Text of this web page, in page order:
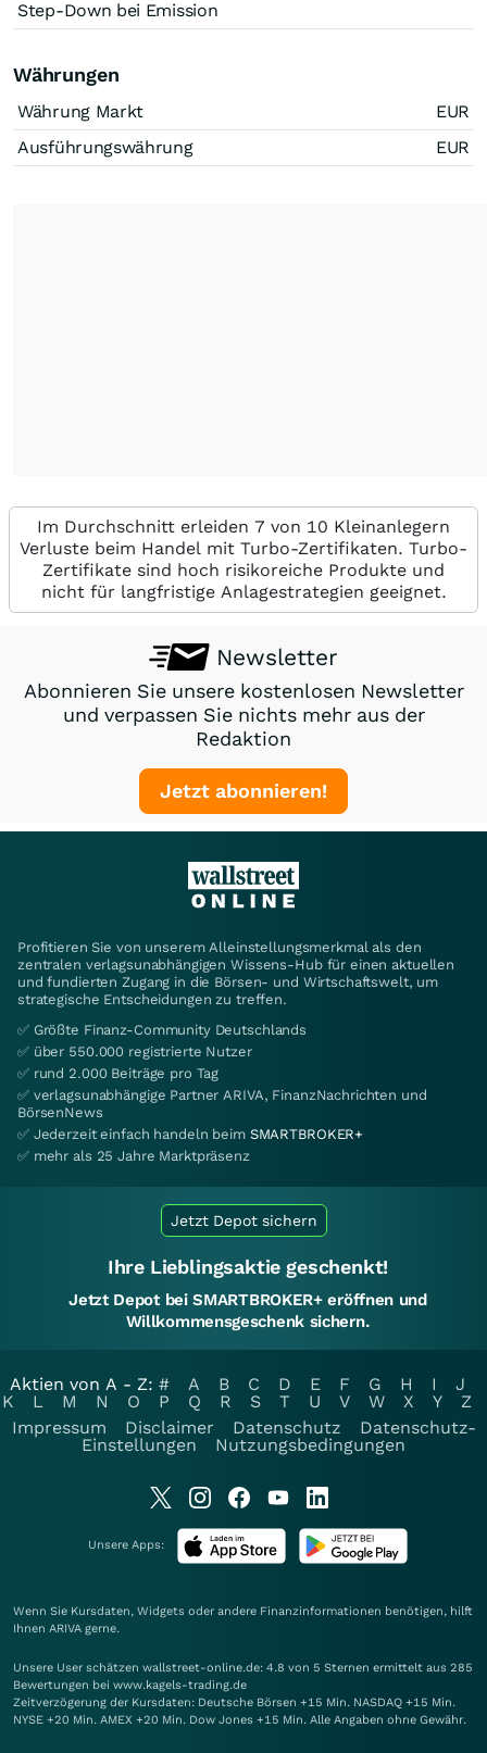
Step-Down bei Emission
Währungen
Währung Markt
EUR
Ausführungswährung
EUR
Im Durchschnitt erleiden 7 von 10 Kleinanlegern
Verluste beim Handel mit Turbo-Zertifikaten. Turbo-
Zertifikate sind hoch risikoreiche Produkte und
nicht für langfristige Anlagestrategien geeignet.
Newsletter
Abonnieren Sie unsere kostenlosen Newsletter
und verpassen Sie nichts mehr aus der
Redaktion
Jetzt abonnieren!
Profitieren Sie von unserem Alleinstellungsmerkmal als den
zentralen verlagsunabhängigen Wissens-Hub für einen aktuellen
und fundierten Zugang in die Börsen- und Wirtschaftswelt, um
strategische Entscheidungen zu treffen.
✅ Größte Finanz-Community Deutschlands
✅ über 550.000 registrierte Nutzer
✅ rund 2.000 Beiträge pro Tag
✅ verlagsunabhängige Partner ARIVA, FinanzNachrichten und
BörsenNews
✅ Jederzeit einfach handeln beim SMARTBROKER+
✅ mehr als 25 Jahre Marktpräsenz
Jetzt Depot sichern
Ihre Lieblingsaktie geschenkt!
Jetzt Depot bei SMARTBROKER+ eröffnen und
Willkommensgeschenk sichern.
Aktien von A - Z: # A B C D E F G H I
J
K
L M N O P Q R S T U V W X Y
Z
Impressum
Disclaimer Datenschutz
Datenschutz-
Einstellungen
Nutzungsbedingungen
Unsere Apps:
Wenn Sie Kursdaten, Widgets oder andere Finanzinformationen benötigen, hilft
Ihnen ARIVA gerne.
Unsere User schätzen wallstreet-online.de: 4.8 von 5 Sternen ermittelt aus 285
Bewertungen bei www.kagels-trading.de
Zeitverzögerung der Kursdaten: Deutsche Börsen +15 Min. NASDAQ +15 Min.
NYSE +20 Min. AMEX +20 Min. Dow Jones +15 Min. Alle Angaben ohne Gewähr.